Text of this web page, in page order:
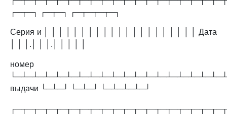
┌─┬─┐ ┌─┬─┐ ┌─┬─┬─┬─┐
Серия и │ │ │ │ │ │ │ │ │ │ │ │ │ │ │ │ │ │ │ │ │ Дата
│ │ │.│ │ │.│ │ │ │ │
номер
выдачи └─┴─┘ └─┴─┘ └─┴─┴─┴─┘